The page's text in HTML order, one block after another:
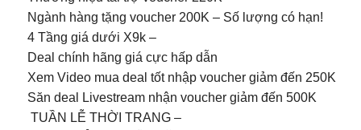
Ngành hàng tặng voucher 200K – Số lượng có hạn!
4 Tầng giá dưới X9k –
Deal chính hãng giá cực hấp dẫn
Xem Video mua deal tốt nhập voucher giảm đến 250K
Săn deal Livestream nhận voucher giảm đến 500K
TUẦN LỄ THỜI TRANG –